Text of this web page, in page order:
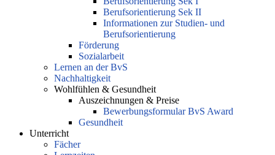
Berufsorientierung Sek II
Informationen zur Studien- und
Berufsorientierung
Förderung
Sozialarbeit
Lernen an der BvS
Nachhaltigkeit
Wohlfühlen & Gesundheit
Auszeichnungen & Preise
Bewerbungsformular BvS Award
Gesundheit
Unterricht
Fächer